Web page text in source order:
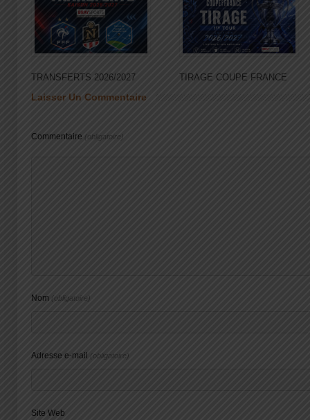
TRANSFERTS 2026/2027 TIRAGE COUPE FRANCE
Laisser Un Commentaire
Commentaire (obligatoire)
Nom (obligatoire)
Adresse e-mail (obligatoire)
Site Web